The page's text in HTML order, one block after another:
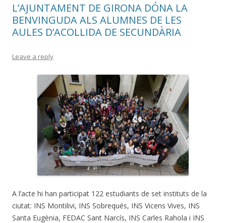
L’AJUNTAMENT DE GIRONA DÓNA LA
BENVINGUDA ALS ALUMNES DE LES
AULES D’ACOLLIDA DE SECUNDÀRIA
Leave a reply
A l’acte hi han participat 122 estudiants de set instituts de la
ciutat: INS Montilivi, INS Sobrequés, INS Vicens Vives, INS
Santa Eugènia, FEDAC Sant Narcís, INS Carles Rahola i INS